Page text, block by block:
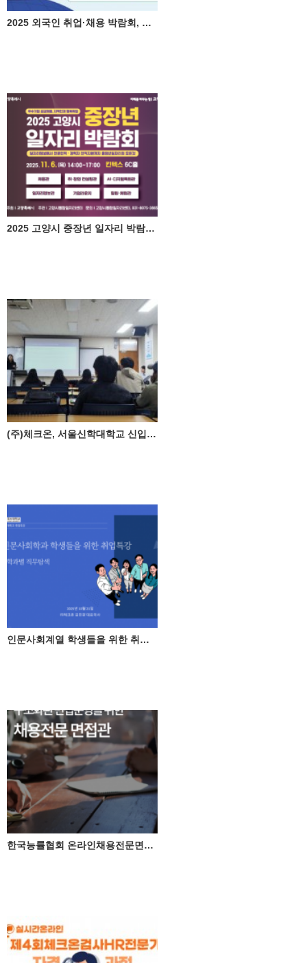
2025 외국인 취업·채용 박람회, 체크온 참가
2025 고양시 중장년 일자리 박람회, 체크온 참가
(주)체크온, 서울신학대학교 신입 외국인 유학생 대상 맞춤형 적응 프로그램 제공
인문사회계열 학생들을 위한 취업특강(직무탐색)
한국능률협회 온라인채용전문면접관교육